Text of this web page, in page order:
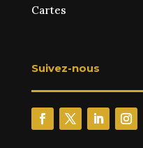
Cartes
Suivez-nous